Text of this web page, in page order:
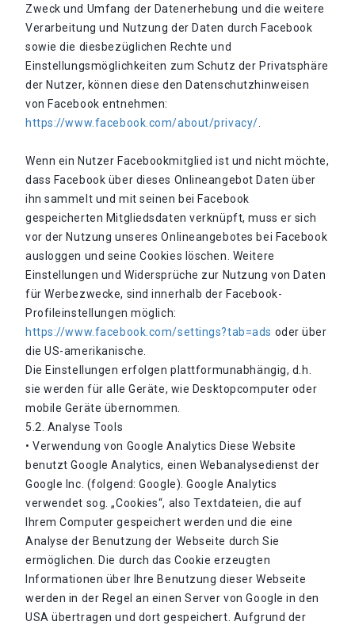
Zweck und Umfang der Datenerhebung und die weitere
Verarbeitung und Nutzung der Daten durch Facebook
sowie die diesbezüglichen Rechte und
Einstellungsmöglichkeiten zum Schutz der Privatsphäre
der Nutzer, können diese den Datenschutzhinweisen
von Facebook entnehmen:
https://www.facebook.com/about/privacy/
Wenn ein Nutzer Facebookmitglied ist und nicht möchte,
dass Facebook über dieses Onlineangebot Daten über
ihn sammelt und mit seinen bei Facebook
gespeicherten Mitgliedsdaten verknüpft, muss er sich
vor der Nutzung unseres Onlineangebotes bei Facebook
ausloggen und seine Cookies löschen. Weitere
Einstellungen und Widersprüche zur Nutzung von Daten
für Werbezwecke, sind innerhalb der Facebook-
Profileinstellungen möglich:
https://www.facebook.com/settings?tab=ads oder über
die US-amerikanische.
Die Einstellungen erfolgen plattformunabhängig, d.h.
sie werden für alle Geräte, wie Desktopcomputer oder
mobile Geräte übernommen.
5.2. Analyse Tools
• Verwendung von Google Analytics Diese Website
benutzt Google Analytics, einen Webanalysedienst der
Google Inc. (folgend: Google). Google Analytics
verwendet sog. „Cookies“, also Textdateien, die auf
Ihrem Computer gespeichert werden und die eine
Analyse der Benutzung der Webseite durch Sie
ermöglichen. Die durch das Cookie erzeugten
Informationen über Ihre Benutzung dieser Webseite
werden in der Regel an einen Server von Google in den
USA übertragen und dort gespeichert. Aufgrund der